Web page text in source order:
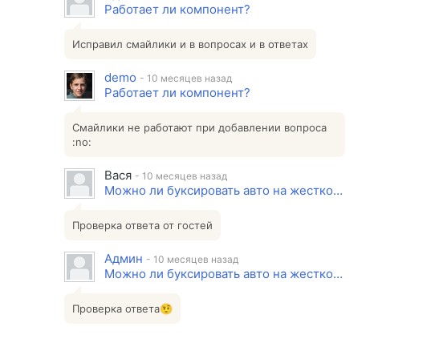
Работает ли компонент?
Исправил смайлики и в вопросах и в ответах
demo - 10 месяцев назад
Работает ли компонент?
Смайлики не работают при добавлении вопроса
:no:
Вася - 10 месяцев назад
Можно ли буксировать авто на жесткой сцепке или подкате, если авто снято с учета?
Проверка ответа от гостей
Админ - 10 месяцев назад
Можно ли буксировать авто на жесткой сцепке или подкате, если авто снято с учета?
Проверка ответа🤨